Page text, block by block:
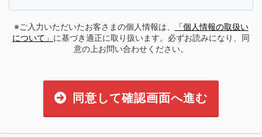
※ご入力いただいたお客さまの個人情報は、
「個人情報の取扱い
について」 に基づき適正に取り扱います。必ずお読みになり、同
意の上お問い合わせください。
同意して確認画面へ進む